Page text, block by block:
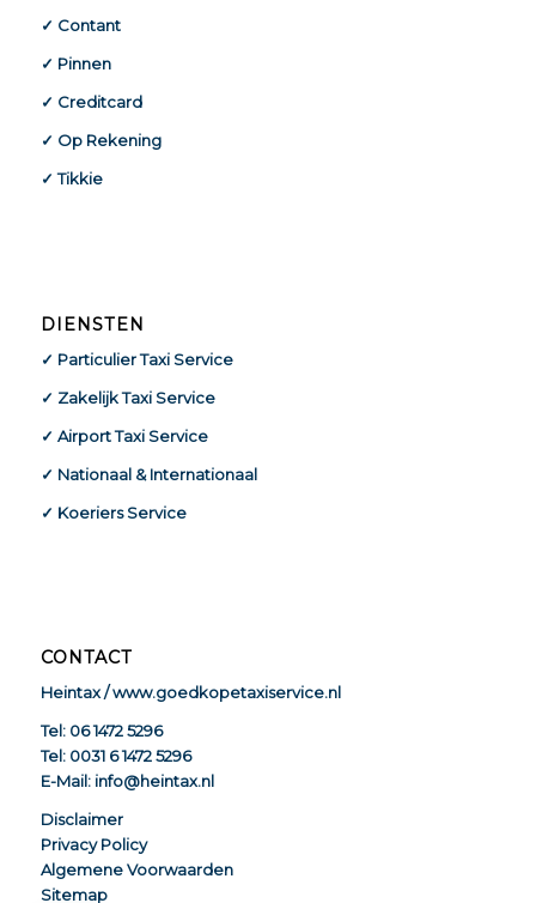
✓ Contant
✓ Pinnen
✓ Creditcard
✓ Op Rekening
✓ Tikkie
DIENSTEN
✓ Particulier Taxi Service
✓ Zakelijk Taxi Service
✓ Airport Taxi Service
✓ Nationaal & Internationaal
✓ Koeriers Service
CONTACT
Heintax / www.goedkopetaxiservice.nl
Tel: 06 1472 5296
Tel: 0031 6 1472 5296
E-Mail: info@heintax.nl
Disclaimer
Privacy Policy
Algemene Voorwaarden
Sitemap